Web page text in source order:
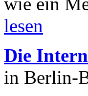
lesen
Die
in Berlin-